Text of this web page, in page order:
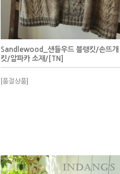
Sandlewood_샌들우드 블랭킷/손뜨개
킷/알파카 소재/[TN]
[품절상품]